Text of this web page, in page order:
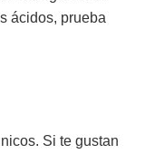
ácidos, prueba
Si te gustan